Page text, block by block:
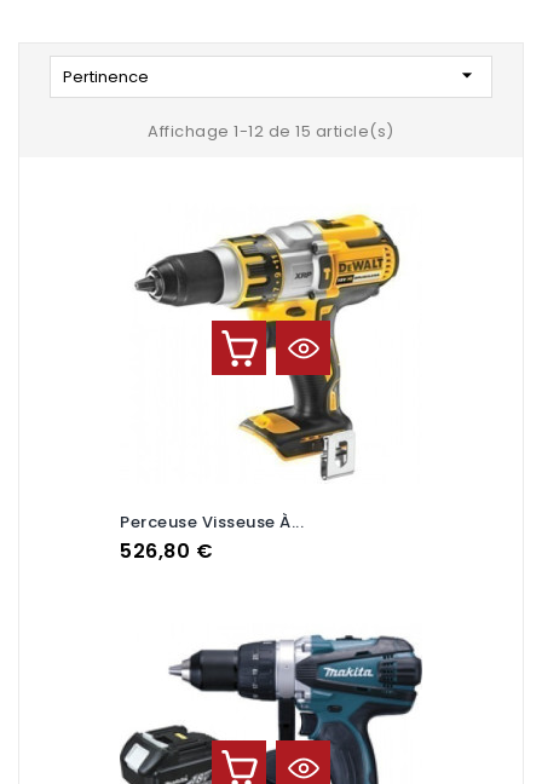
Pertinence 
Affichage 1-12 de 15 article(s)
Perceuse Visseuse À...
Prix
526,80 €